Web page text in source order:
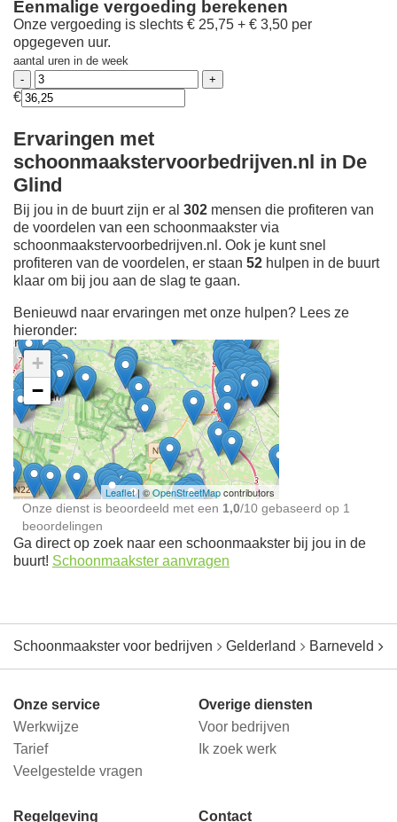
Eenmalige vergoeding berekenen
Onze vergoeding is slechts € 25,75 + € 3,50 per
opgegeven uur.
aantal uren in de week
€
Ervaringen met
schoonmaakstervoorbedrijven.nl in De
Glind
Bij jou in de buurt zijn er al 302 mensen die profiteren van
de voordelen van een schoonmaakster via
schoonmaakstervoorbedrijven.nl. Ook je kunt snel
profiteren van de voordelen, er staan 52 hulpen in de buurt
klaar om bij jou aan de slag te gaan.
Benieuwd naar ervaringen met onze hulpen? Lees ze
hieronder:
Ontdek meer ervaringen
Schoonmaakster bij
jou in de buurt
+
−
Leaflet| ©OpenStreetMapcontributors
Onze dienst is beoordeeld met een 1,0/10 gebaseerd op 1
beoordelingen
Ga direct op zoek naar een schoonmaakster bij jou in de
buurt! Schoonmaakster aanvragen
Schoonmaakster voor bedrijven Gelderland Barneveld
Onze service
Werkwijze
Tarief
Veelgestelde vragen
Overige diensten
Voor bedrijven
Ik zoek werk
Regelgeving Contact